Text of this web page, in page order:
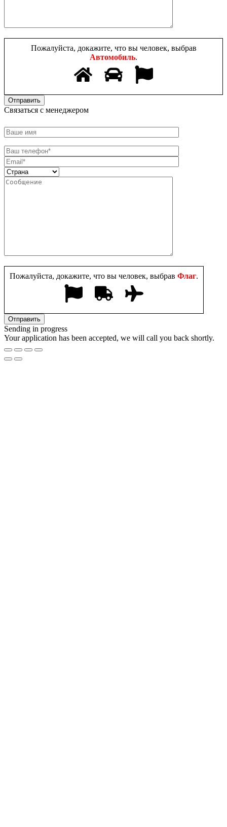
Пожалуйста, докажите, что вы человек, выбрав
Автомобиль.
Связаться с менеджером
Пожалуйста, докажите, что вы человек, выбрав Флаг.
Sending in progress
Your application has been accepted, we will call you back shortly.